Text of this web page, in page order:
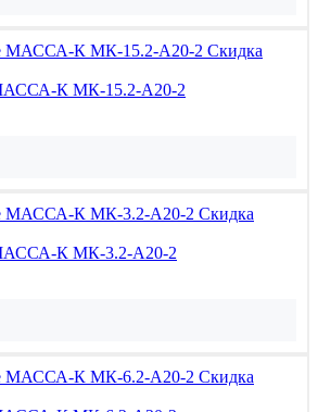
Скидка
К МК-15.2-А20-2
Скидка
К МК-3.2-А20-2
Скидка